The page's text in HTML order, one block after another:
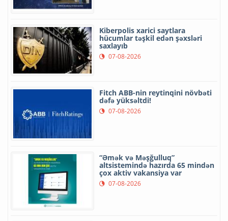
Kiberpolis xarici saytlara
hücumlar təşkil edən şəxsləri
saxlayıb
07-08-2026
Fitch ABB-nin reytinqini növbəti
dəfə yüksəltdi!
07-08-2026
“Əmək və Məşğulluq”
altsistemində hazırda 65 mindən
çox aktiv vakansiya var
07-08-2026